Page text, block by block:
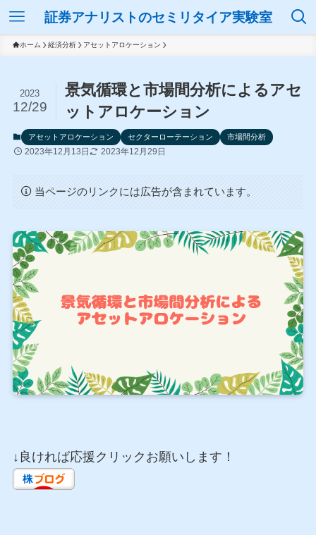
証券アナリストのセミリタイア実験室
ホーム 経済分析 アセットアロケーション
景気循環と市場間分析によるアセ
ットアロケーション
2023
12/29
アセットアロケーション セクターローテーション 市場間分析
2023年12月13日 2023年12月29日
当ページのリンクには広告が含まれています。
↓良ければ応援クリックお願いします！